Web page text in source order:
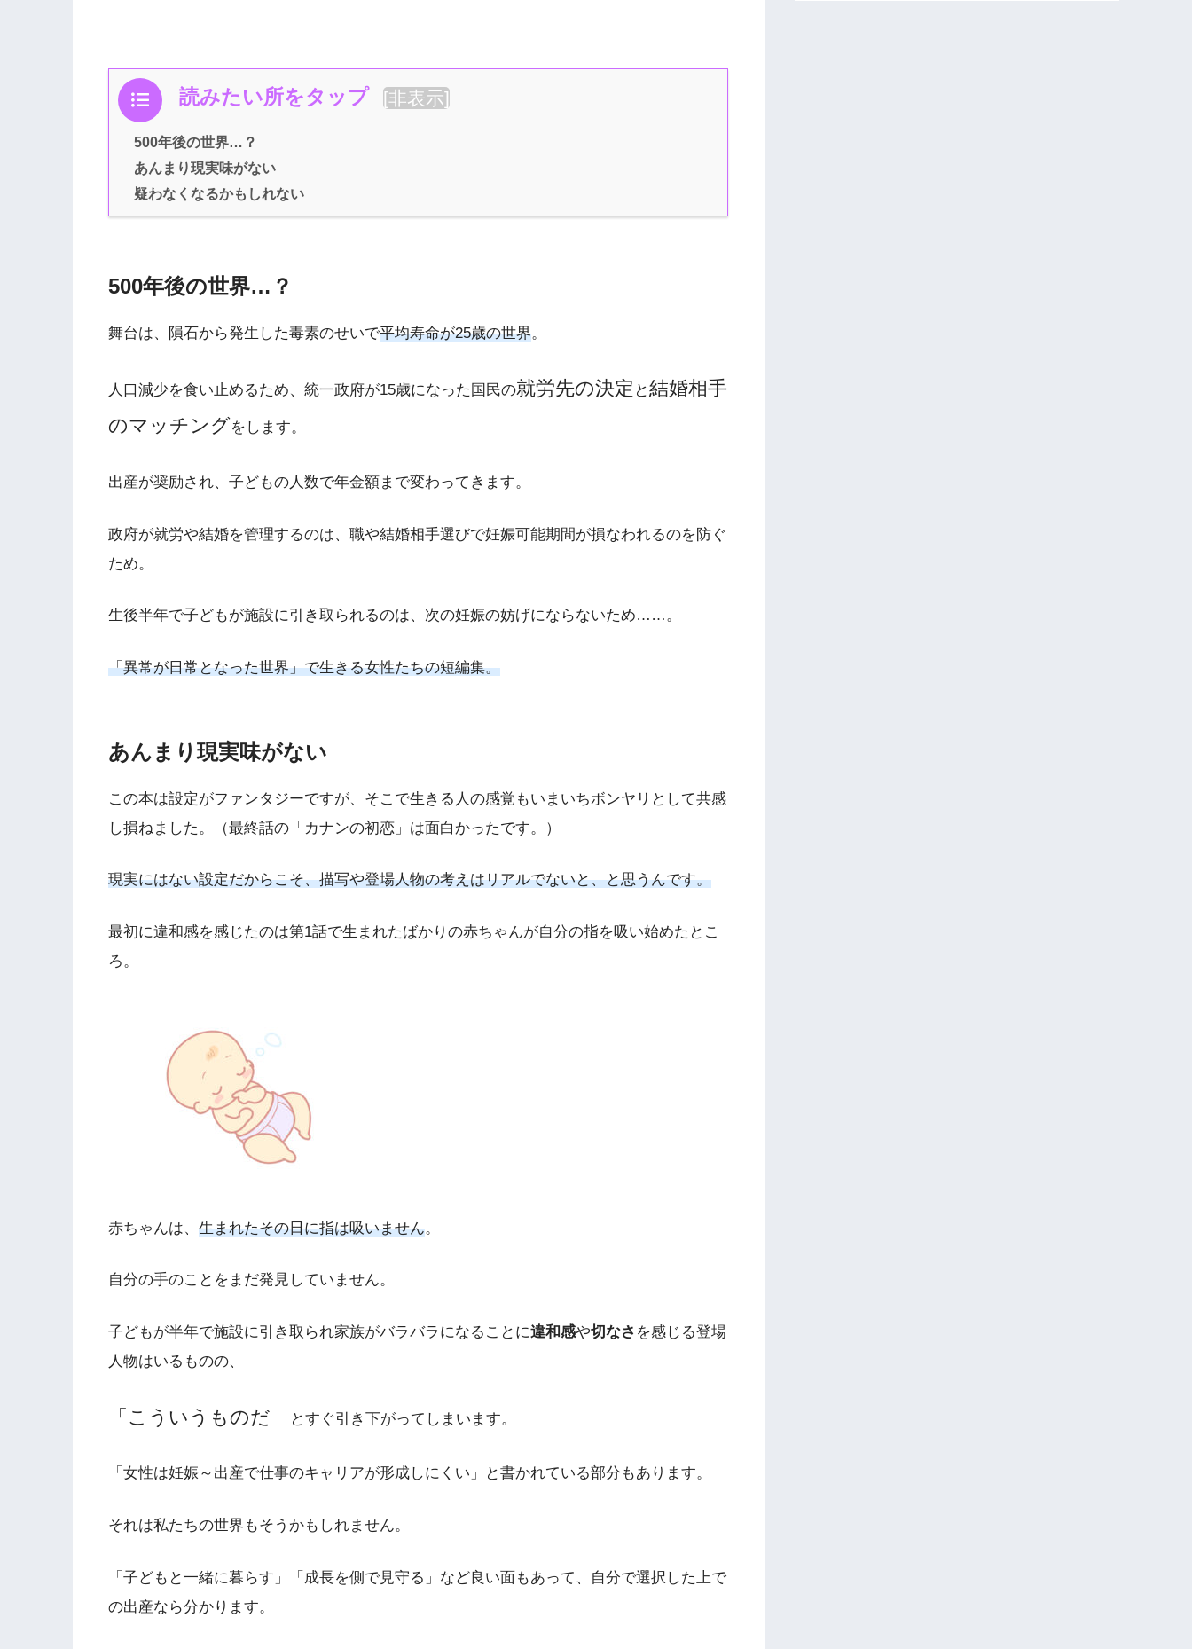
読みたい所をタップ [非表示]
500年後の世界…？
あんまり現実味がない
疑わなくなるかもしれない
500年後の世界…？
舞台は、隕石から発生した毒素のせいで平均寿命が25歳の世界。
人口減少を食い止めるため、統一政府が15歳になった国民の就労先の決定 と結婚相手
のマッチングをします。
出産が奨励され、子どもの人数で年金額まで変わってきます。
政府が就労や結婚を管理するのは、職や結婚相手選びで妊娠可能期間が損なわれるのを防ぐ
ため。
生後半年で子どもが施設に引き取られるのは、次の妊娠の妨げにならないため……。
「異常が日常となった世界」で生きる女性たちの短編集。
あんまり現実味がない
この本は設定がファンタジーですが、そこで生きる人の感覚もいまいちボンヤリとして共感
し損ねました。（最終話の「カナンの初恋」は面白かったです。）
現実にはない設定だからこそ、描写や登場人物の考えはリアルでないと、と思うんです。
最初に違和感を感じたのは第1話で生まれたばかりの赤ちゃんが自分の指を吸い始めたとこ
ろ。
赤ちゃんは、 生まれたその日に指は吸いません。
自分の手のことをまだ発見していません。
子どもが半年で施設に引き取られ家族がバラバラになることに違和感や切なさ を感じる登場
人物はいるものの、
「こういうものだ」 とすぐ引き下がってしまいます。
「女性は妊娠～出産で仕事のキャリアが形成しにくい」と書かれている部分もあります。
それは私たちの世界もそうかもしれません。
「子どもと一緒に暮らす」「成長を側で見守る」など良い面もあって、自分で選択した上で
の出産なら分かります。